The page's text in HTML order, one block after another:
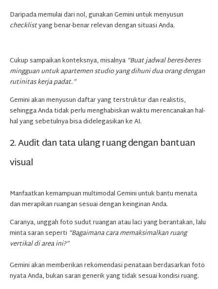
Daripada memulai dari nol, gunakan Gemini untuk menyusun
checklistyang benar-benar relevan dengan situasi Anda.
Cukup sampaikan konteksnya, misalnya “Buat jadwal beres-beres
mingguan untuk apartemen studio yang dihuni dua orang dengan
rutinitas kerja padat.”
Gemini akan menyusun daftar yang terstruktur dan realistis,
sehingga Anda tidak perlu menghabiskan waktu merencanakan hal-
hal yang sebetulnya bisa didelegasikan ke AI.
2. Audit dan tata ulang ruang dengan bantuan
visual
Manfaatkan kemampuan multimodal Gemini untuk bantu menata
dan merapikan ruangan sesuai dengan keinginan Anda.
Caranya, unggah foto sudut ruangan atau laci yang berantakan, lalu
minta saran seperti “Bagaimana cara memaksimalkan ruang
vertikal di area ini?”
Gemini akan memberikan rekomendasi penataan berdasarkan foto
nyata Anda, bukan saran generik yang tidak sesuai kondisi ruang.